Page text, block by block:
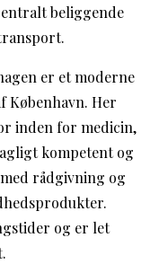
beliggende
er et moderne
København. Her
inden for medicin,
kompetent og
rådgivning og
og er let